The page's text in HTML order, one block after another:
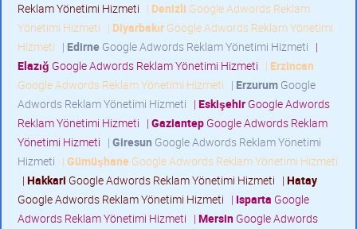
Reklam Yönetimi Hizmeti | Denizli Google Adwords Reklam
Yönetimi Hizmeti | Diyarbakır Google Adwords Reklam Yönetimi
Hizmeti | Edirne Google Adwords Reklam Yönetimi Hizmeti |
Elazığ Google Adwords Reklam Yönetimi Hizmeti | Erzincan
Google Adwords Reklam Yönetimi Hizmeti | Erzurum Google
Adwords Reklam Yönetimi Hizmeti | Eskişehir Google Adwords
Reklam Yönetimi Hizmeti | Gaziantep Google Adwords Reklam
Yönetimi Hizmeti | Giresun Google Adwords Reklam Yönetimi
Hizmeti | Gümüşhane Google Adwords Reklam Yönetimi Hizmeti
| Hakkari Google Adwords Reklam Yönetimi Hizmeti | Hatay
Google Adwords Reklam Yönetimi Hizmeti | Isparta Google
Adwords Reklam Yönetimi Hizmeti | Mersin Google Adwords